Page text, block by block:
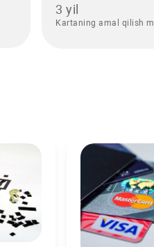
3 yil
Kartaning amal qilish